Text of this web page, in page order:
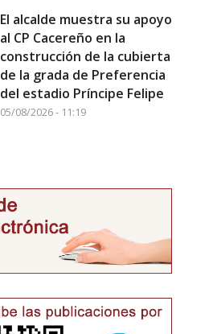
El alcalde muestra su apoyo
al CP Cacereño en la
construcción de la cubierta
de la grada de Preferencia
del estadio Príncipe Felipe
05/08/2026 - 11:19